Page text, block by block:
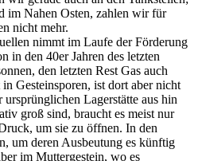
im Nahen Osten, zahlen wir für
nicht mehr.
nimmt im Laufe der Förderung
in den 40er Jahren des letzten
den letzten Rest Gas auch
Gesteinsporen, ist dort aber nicht
ursprünglichen Lagerstätte aus hin
groß sind, braucht es meist nur
um sie zu öffnen. In den
um deren Ausbeutung es künftig
im Muttergestein, wo es